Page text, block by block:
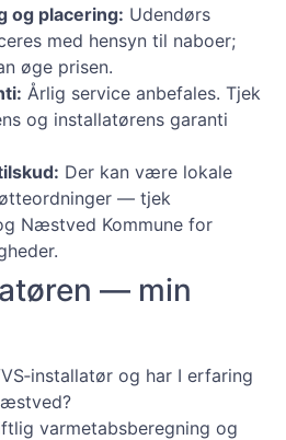
og placering: Udendørs
med hensyn til naboer;
øge prisen.
Årlig service anbefales. Tjek
og installatørens garanti
Der kan være lokale
— tjek
Næstved Kommune for
— min
og har I erfaring
varmetabsberegning og